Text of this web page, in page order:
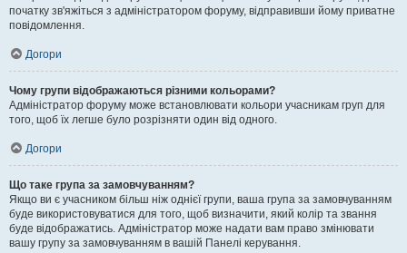
початку зв'яжіться з адміністратором форуму, відправивши йому приватне
повідомлення.
Догори
Чому групи відображаються різними кольорами?
Адміністратор форуму може встановлювати кольори учасникам груп для
того, щоб їх легше було розрізняти один від одного.
Догори
Що таке група за замовчуванням?
Якщо ви є учасником більш ніж однієї групи, ваша група за замовчуванням
буде використовуватися для того, щоб визначити, який колір та звання
буде відображатись. Адміністратор може надати вам право змінювати
вашу групу за замовчуванням в вашій Панелі керування.